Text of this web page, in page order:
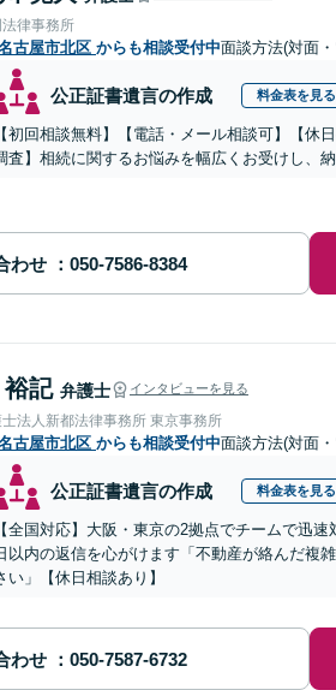
律事務所
古屋市北区 からも相談受付中面談方法(対面
公正証書遺言の作成 料金表を見る
【初回相談無料】【電話・メール相談可】【休
査】相続に関するお悩みを幅広くお受けし、
わせ
裕記 弁護士 インタビューを見る
法人新都法律事務所 東京事務所
古屋市北区 からも相談受付中面談方法(対面
公正証書遺言の作成 料金表を見る
【全国対応】大阪・東京の2拠点でチームで迅
以内の返信を心がけます「不動産が絡んだ複
い」【休日相談あり】
わせ